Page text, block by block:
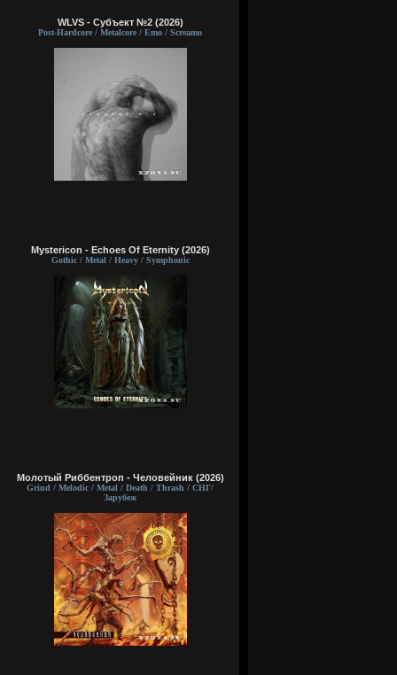
WLVS - Субъект №2 (2026)
Post-Hardcore / Metalcore / Emo / Screamo
Mystericon - Echoes Of Eternity (2026)
Gothic / Metal / Heavy / Symphonic
Молотый Риббентроп - Человейник (2026)
Grind / Melodic / Metal / Death / Thrash / СНГ/
Зарубеж